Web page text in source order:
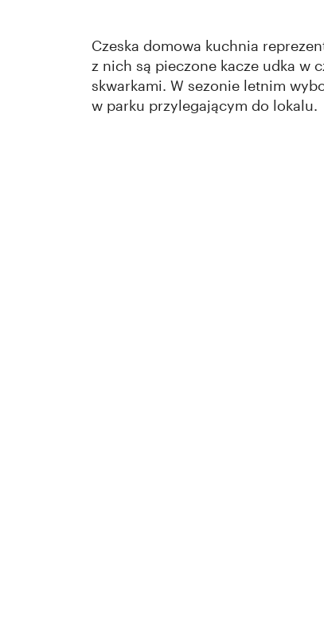
Czeska domowa kuchnia
z nich są pieczone kacze udka w
skwarkami. W sezonie letnim
w parku przylegającym do lokalu.